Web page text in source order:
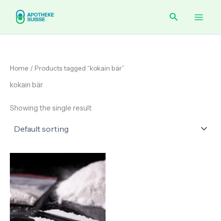
content
Search
Home / Products tagged “kokain bär”
kokain bär
Showing the single result
range:
€ 125.00
through
€ 420.00